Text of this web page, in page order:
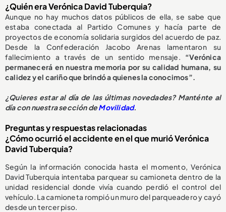
¿Quién era Verónica David Tuberquia?
Aunque no hay muchos datos públicos de ella, se sabe que
estaba conectada al Partido Comunes y hacía parte de
proyectos de economía solidaria surgidos del acuerdo de paz.
Desde la Confederación Jacobo Arenas lamentaron su
fallecimiento a través de un sentido mensaje. “Verónica
permanecerá en nuestra memoria por su calidad humana, su
calidez y el cariño que brindó a quienes la conocimos”.
¿Quieres estar al día de las últimas novedades? Manténte al
día con nuestra sección deMovilidad.
Preguntas y respuestas relacionadas
¿Cómo ocurrió el accidente en el que murió Verónica
David Tuberquia?
Según la información conocida hasta el momento, Verónica
David Tuberquia intentaba parquear su camioneta dentro de la
unidad residencial donde vivía cuando perdió el control del
vehículo. La camioneta rompió un muro del parqueadero y cayó
desde un tercer piso.